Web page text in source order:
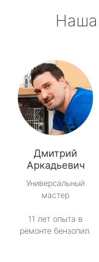
Наша
Дмитрий
Аркадьевич
Универсальный
мастер
11 лет опыта в
ремонте бензопил.